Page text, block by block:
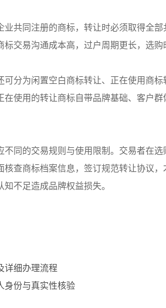
业共同注册的商标，转让时必须取得全
交易沟通成本高，过户周期更长，选
可分为闲置空白商标转让、正在使用商
在使用的转让商标自带品牌基础、客户
不同的交易规则与使用限制。交易者在
核查商标档案信息，签订规范转让协议
不足造成品牌权益损失。
详细办理流程
身份与真实性核验